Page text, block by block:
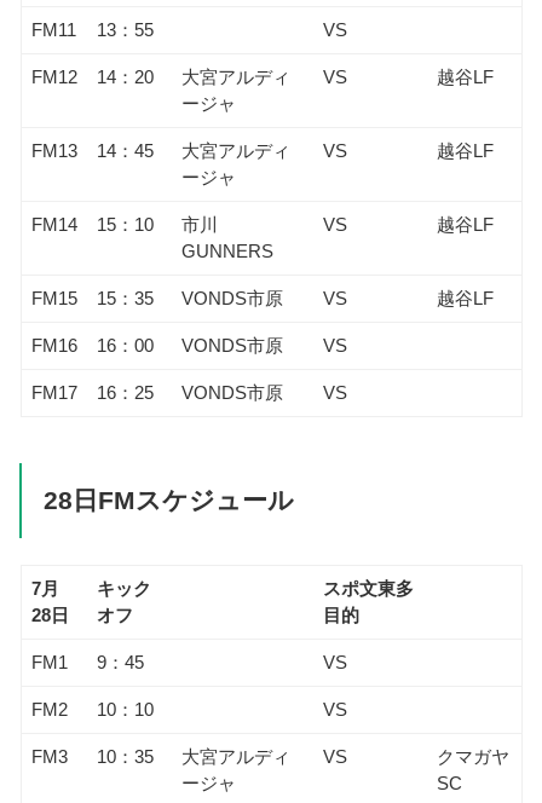
FM11 13：55 VS
FM12 14：20
大宮アルディ
ージャ
VS 越谷LF
FM13 14：45
大宮アルディ
ージャ
VS 越谷LF
FM14 15：10
市川
GUNNERS
VS 越谷LF
FM15 15：35 VONDS市原 VS 越谷LF
FM16 16：00 VONDS市原 VS
FM17 16：25 VONDS市原 VS
28日FMスケジュール
7月
28日
キック
オフ
スポ文東多
目的
FM1 9：45 VS
FM2 10：10 VS
FM3 10：35
大宮アルディ
ージャ
VS
クマガヤ
SC